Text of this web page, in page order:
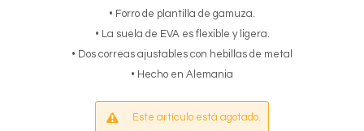
• Forro de plantilla de gamuza.
• La suela de EVA es flexible y ligera.
• Dos correas ajustables con hebillas de metal
• Hecho en Alemania
Este artículo está agotado.